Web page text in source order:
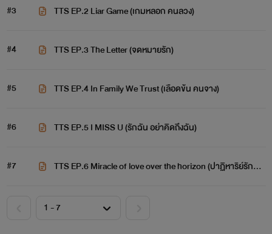
#3 TTS EP.2 Liar Game (เกมหลอก คนลวง)
#4 TTS EP.3 The Letter (จดหมายรัก)
#5 TTS EP.4 In Family We Trust (เลือดข้น คนจาง)
#6 TTS EP.5 I MISS U (รักฉัน อย่าคิดถึงฉัน)
#7
TTS EP.6 Miracle of love over the horizon (ปาฏิหาริย์รักข้า